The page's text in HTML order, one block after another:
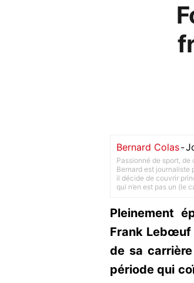
Bernard Colas-
Passionné de sport, de
Bernard est journaliste
il décide de couvrir
qui n’en est pas un (le
Pleinement
Frank Lebœuf
de sa
période qui